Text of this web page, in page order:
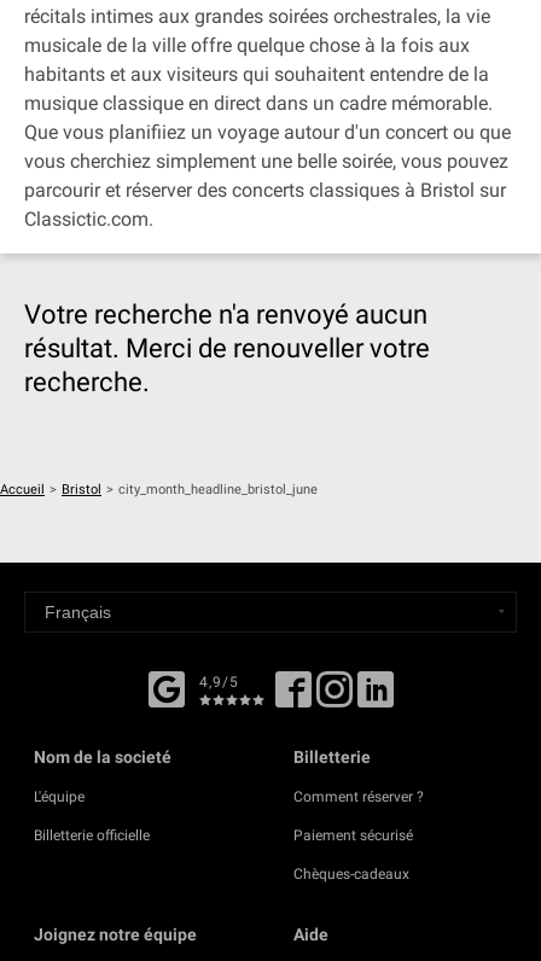
récitals intimes aux grandes soirées orchestrales, la vie
musicale de la ville offre quelque chose à la fois aux
habitants et aux visiteurs qui souhaitent entendre de la
musique classique en direct dans un cadre mémorable.
Que vous planifiiez un voyage autour d'un concert ou que
vous cherchiez simplement une belle soirée, vous pouvez
parcourir et réserver des concerts classiques à Bristol sur
Classictic.com.
Votre recherche n'a renvoyé aucun
résultat. Merci de renouveller votre
recherche.
Accueil > Bristol > city_month_headline_bristol_june
4,9/5
Nom de la societé
L'équipe
Billetterie officielle
Billetterie
Comment réserver ?
Paiement sécurisé
Chèques-cadeaux
Joignez notre équipe Aide